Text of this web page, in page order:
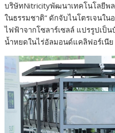
บริษัทNitricityพัฒนาเทคโนโลยีพล
ในธรรมชาติ” ดักจับไนโตรเจนใ
ไฟฟ้าจากโซลาร์เซลล์ แปรรูปเป็น
น้ำหยดในไร่อัลมอนด์แคลิฟอร์เนีย